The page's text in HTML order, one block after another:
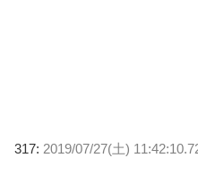
317: 2019/07/27(土)